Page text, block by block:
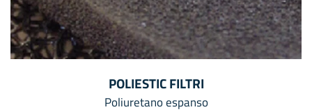
POLIESTIC FILTRI
Poliuretano espanso